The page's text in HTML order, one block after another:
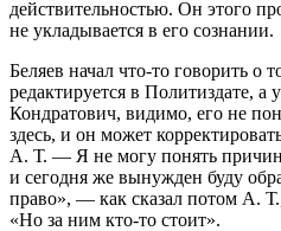
действительностью. Он этого
не укладывается в его сознании.
Беляев начал что-то говорить о
редактируется в Политиздате, а
Кондратович, видимо, его не
здесь, и он может
А. Т. — Я не могу понять причин
и сегодня же вынужден буду
право», — как сказал потом А.
«Но за ним кто-то стоит».